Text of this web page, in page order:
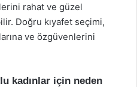
rahat ve güzel
Doğru kıyafet seçimi,
ve özgüvenlerini
kadınlar için neden